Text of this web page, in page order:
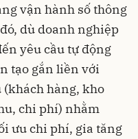
vận hành số thông
dù doanh nghiệp
yêu cầu tự động
tạo gắn liền với
hàng, kho
chi phí) nhằm
ưu chi phí, gia tăng